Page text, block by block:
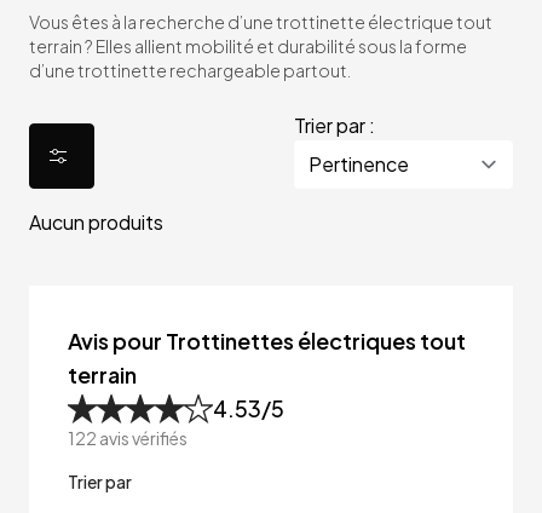
Vous êtes à la recherche d’une trottinette électrique tout
terrain ? Elles allient mobilité et durabilité sous la forme
d’une trottinette rechargeable partout.
Trier par :
Aucun produits
Avis pour Trottinettes électriques tout
terrain
4.53/5
122 avis vérifiés
Trier par